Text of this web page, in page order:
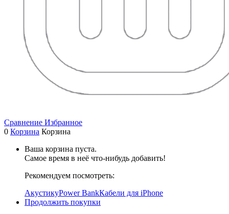
Сравнение Избранное
0 Корзина Корзина
Ваша корзина пуста.
Самое время в неё что-нибудь добавить!
Рекомендуем посмотреть:
АкустикуPower BankКабели для iPhone
Продолжить покупки